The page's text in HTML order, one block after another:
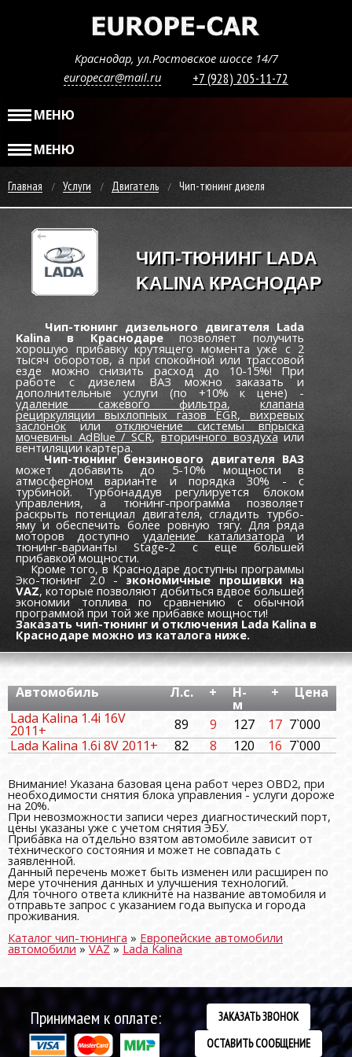
Краснодар, ул.Ростовское шоссе 14/7
europecar@mail.ru
+7 (928) 205-11-72
МЕНЮ
МЕНЮ
Главная Услуги Двигатель Чип-тюнинг дизеля
ЧИП-ТЮНИНГ LADA
KALINA КРАСНОДАР
Чип-тюнинг дизельного двигателя Lada
Kalina в Краснодарепозволяет получить
хорошую прибавку крутящего момента уже c 2
тысяч оборотов, а при спокойной или трассовой
езде можно снизить расход до 10-15%! При
работе с дизелем ВАЗ можно заказать и
дополнительные услуги (по +10% к цене) -
удаление сажевого фильтра,клапана
рециркуляции выхлопных газов EGR,вихревых
заслонокилиотключение системы впрыска
мочевины AdBlue / SCR,вторичного воздухаили
вентиляции картера.
Чип-тюнинг бензинового двигателя ВАЗ
может добавить до 5-10% мощности в
атмосферном варианте и порядка 30% - с
турбиной. Турбонаддув регулируется блоком
управления, а тюнинг-программа позволяет
раскрыть потенциал двигателя, сгладить турбо-
яму и обеспечить более ровную тягу. Для ряда
моторов доступно удаление катализатора и
тюнинг-варианты Stage-2 с еще большей
прибавкой мощности.
Кроме того, в Краснодаре доступны программы
Эко-тюнинг 2.0 - экономичные прошивки на
VAZ, которые позволяют добиться вдвое большей
экономии топлива по сравнению с обычной
программой при той же прибавке мощности!
Заказать чип-тюнинг и отключения Lada Kalina в
Краснодаре можно из каталога ниже.
Автомобиль Л.с. + Н-
м
+
Цена
Lada Kalina 1.4i 16V
2011+ 89 9 127 17 7`000
Lada Kalina 1.6i 8V 2011+
82 8 120 16 7`000
Внимание! Указана базовая цена работ через OBD2, при
необходимости снятия блока управления - услуги дороже
на 20%.
При невозможности записи через диагностический порт,
цены указаны уже с учетом снятия ЭБУ.
Прибавка на отдельно взятом автомобиле зависит от
технического состояния и может не совпадать с
заявленной.
Данный перечень может быть изменен или расширен по
мере уточнения данных и улучшения технологий.
Для точного ответа кликните на название автомобиля и
отправьте запрос с указанием года выпуска и города
проживания.
Каталог чип-тюнинга » Европейские автомобили
автомобили»VAZ»Lada Kalina
Принимаем к оплате:
ЗАКАЗАТЬ ЗВОНОК
ОСТАВИТЬ СООБЩЕНИЕ